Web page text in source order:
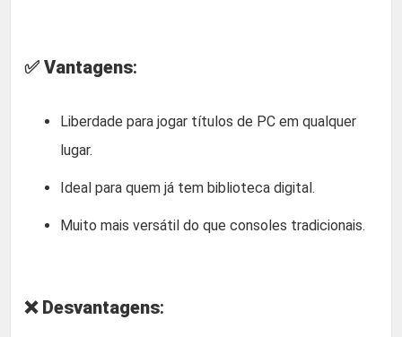
✅ Vantagens:
Liberdade para jogar títulos de PC em qualquer
lugar.
Ideal para quem já tem biblioteca digital.
Muito mais versátil do que consoles tradicionais.
❌ Desvantagens: